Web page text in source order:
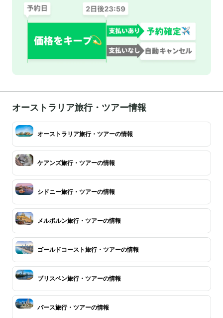
オーストラリア旅行・ツアー情報
オーストラリア旅行・ツアーの情報
ケアンズ旅行・ツアーの情報
シドニー旅行・ツアーの情報
メルボルン旅行・ツアーの情報
ゴールドコースト旅行・ツアーの情報
ブリスベン旅行・ツアーの情報
パース旅行・ツアーの情報